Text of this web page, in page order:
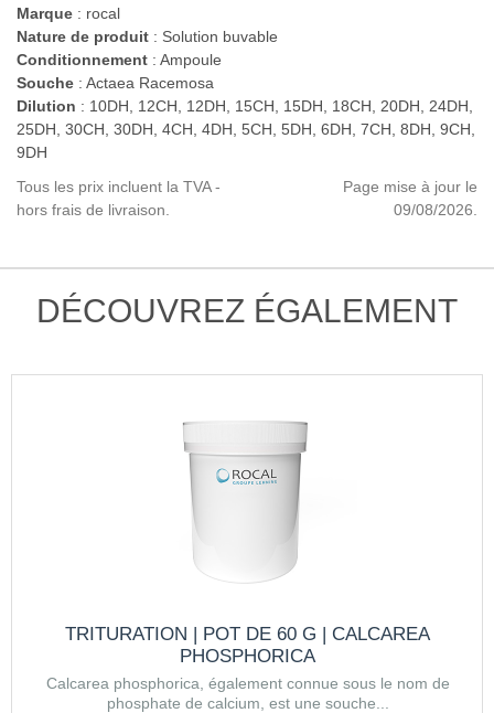
Marque : rocal
Nature de produit : Solution buvable
Conditionnement : Ampoule
Souche : Actaea Racemosa
Dilution : 10DH, 12CH, 12DH, 15CH, 15DH, 18CH, 20DH, 24DH,
25DH, 30CH, 30DH, 4CH, 4DH, 5CH, 5DH, 6DH, 7CH, 8DH, 9CH,
9DH
Tous les prix incluent la TVA -
hors frais de livraison.
Page mise à jour le
09/08/2026.
DÉCOUVREZ ÉGALEMENT
TRITURATION | POT DE 60 G | CALCAREA
PHOSPHORICA
Calcarea phosphorica, également connue sous le nom de
phosphate de calcium, est une souche...